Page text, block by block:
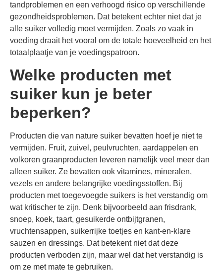
tandproblemen en een verhoogd risico op verschillende
gezondheidsproblemen. Dat betekent echter niet dat je
alle suiker volledig moet vermijden. Zoals zo vaak in
voeding draait het vooral om de totale hoeveelheid en het
totaalplaatje van je voedingspatroon.
Welke producten met
suiker kun je beter
beperken?
Producten die van nature suiker bevatten hoef je niet te
vermijden. Fruit, zuivel, peulvruchten, aardappelen en
volkoren graanproducten leveren namelijk veel meer dan
alleen suiker. Ze bevatten ook vitamines, mineralen,
vezels en andere belangrijke voedingsstoffen. Bij
producten met toegevoegde suikers is het verstandig om
wat kritischer te zijn. Denk bijvoorbeeld aan frisdrank,
snoep, koek, taart, gesuikerde ontbijtgranen,
vruchtensappen, suikerrijke toetjes en kant-en-klare
sauzen en dressings. Dat betekent niet dat deze
producten verboden zijn, maar wel dat het verstandig is
om ze met mate te gebruiken.